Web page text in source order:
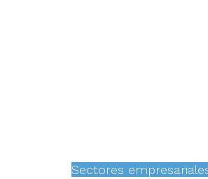
Sectores